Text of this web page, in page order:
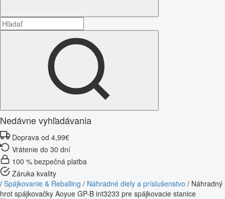
Nedávne vyhľadávania
Doprava od 4,99€
Vrátenie do 30 dní
100 % bezpečná platba
Záruka kvality
/ Spájkovanie & Reballing / Náhradné diely a príslušenstvo / Náhradný
hrot spájkovačky Aoyue GP-B int3233 pre spájkovacie stanice